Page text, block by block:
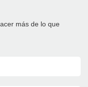
más de lo que